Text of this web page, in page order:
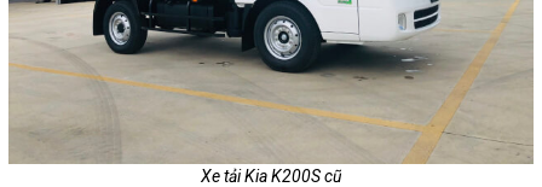
Xe tải Kia K200S cũ